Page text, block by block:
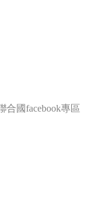
合國facebook專區